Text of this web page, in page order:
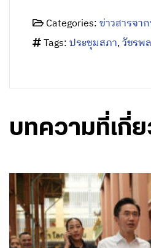
Categories:ข่าวสารจา
Tags:ประชุมสภา,วัชรพ
บทความที่เกี่